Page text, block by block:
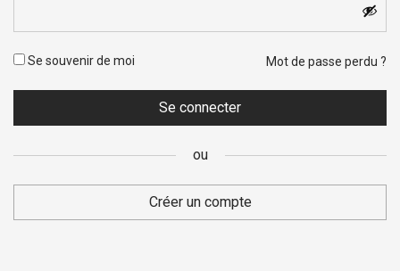
Se souvenir de moi Mot de passe perdu ?
Se connecter
ou
Créer un compte
ou